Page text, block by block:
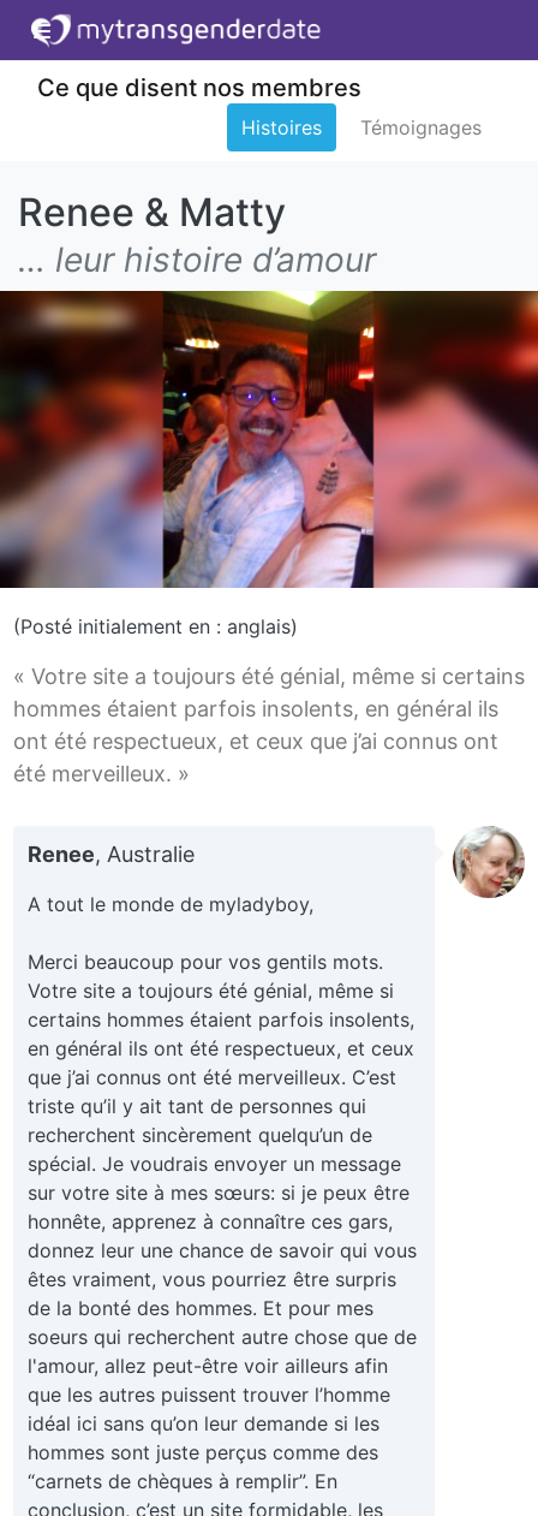
Ce que disent nos membres
Histoires Témoignages
Renee & Matty
… leur histoire d’amour
(Posté initialement en : anglais)
« Votre site a toujours été génial, même si certains
hommes étaient parfois insolents, en général ils
ont été respectueux, et ceux que j’ai connus ont
été merveilleux. »
Renee, Australie
A tout le monde de myladyboy,
Merci beaucoup pour vos gentils mots.
Votre site a toujours été génial, même si
certains hommes étaient parfois insolents,
en général ils ont été respectueux, et ceux
que j’ai connus ont été merveilleux. C’est
triste qu’il y ait tant de personnes qui
recherchent sincèrement quelqu’un de
spécial. Je voudrais envoyer un message
sur votre site à mes sœurs: si je peux être
honnête, apprenez à connaître ces gars,
donnez leur une chance de savoir qui vous
êtes vraiment, vous pourriez être surpris
de la bonté des hommes. Et pour mes
soeurs qui recherchent autre chose que de
l'amour, allez peut-être voir ailleurs afin
que les autres puissent trouver l’homme
idéal ici sans qu’on leur demande si les
hommes sont juste perçus comme des
“carnets de chèques à remplir”. En
conclusion, c’est un site formidable, les